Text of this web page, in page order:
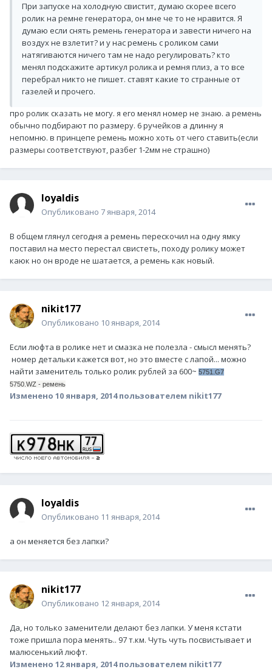
При запуске на холодную свистит, думаю скорее всего
ролик на ремне генератора, он мне че то не нравится. Я
думаю если снять ремень генератора и завести ничего на
воздух не взлетит? и у нас ремень с роликом сами
натягиваются ничего там не надо регулировать? кто
менял подскажите артикул ролика и ремня плиз, а то все
перебрал никто не пишет. ставят какие то странные от
газелей и прочего.
про ролик сказать не могу. я его менял номер не знаю. а ремень
обычно подбирают по размеру. 6 ручейков а длинну я
непомню. в принцепе ремень можно хоть от чего ставить(если
размеры соответствуют, разбег 1-2мм не страшно)
loyaldis
Опубликовано 7 января, 2014
В общем глянул сегодня а ремень перескочил на одну ямку
поставил на место перестал свистеть, походу ролику может
каюк но он вроде не шатается, а ремень как новый.
nikit177
Опубликовано 10 января, 2014
Если люфта в ролике нет и смазка не полезла - смысл менять?
номер детальки кажется вот, но это вместе с лапой... можно
найти заменитель только ролик рублей за 600~ 5751.G7
5750.WZ - ремень
Изменено 10 января, 2014пользователем nikit177
loyaldis
Опубликовано 11 января, 2014
а он меняется без лапки?
nikit177
Опубликовано 12 января, 2014
Да, но только заменители делают без лапки. У меня кстати
тоже пришла пора менять.. 97 т.км. Чуть чуть посвистывает и
малюсенький люфт.
Изменено 12 января, 2014пользователем nikit177